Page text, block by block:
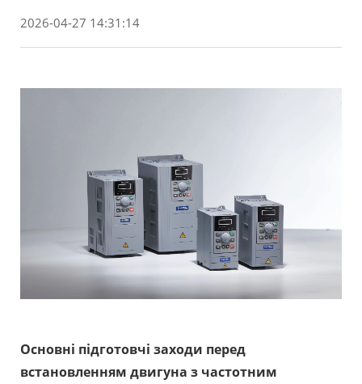
2026-04-27 14:31:14
Основні підготовчі заходи перед
встановленням двигуна з частотним